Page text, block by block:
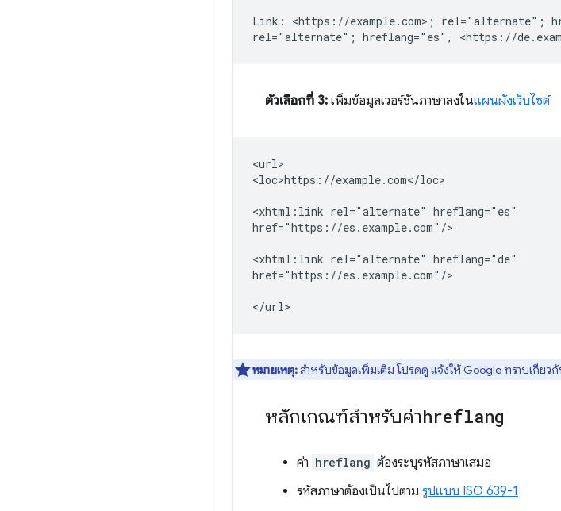
Link: <https://example.com>; rel="alternate";
ตัวเลือกที่ 3: เพิ่มข้อมูลเวอร์ชันภาษาลงในแผนผังเว็บไซต์
<url>
<loc>https://example.com</loc>
<xhtml:link rel="alternate" hreflang="es"
href="https://es.example.com"/>
<xhtml:link rel="alternate" hreflang="de"
href="https://es.example.com"/>
หมายเหตุ:สำหรับข้อมูลเพิ่มเติม โปรดดู แจ้งให้ Google ทราบเกี่ยว
หลักเกณฑ์สำหรับค่าhreflang
ค่า hreflang ต้องระบุรหัสภาษาเสมอ
รหัสภาษาต้องเป็นไปตาม รูปแบบ ISO 639-1